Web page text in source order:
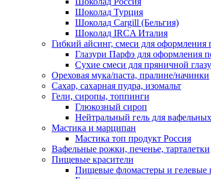
Шоколад Турция
Шоколад Cargill (Бельгия)
Шоколад IRCA Италия
Гибкий айсинг, смеси для оформления
Глазури Парфэ для оформления
Сухие смеси для пряничной
Ореховая мука/паста, пралине/начинки
Сахар, сахарная пудра, изомальт
Гели, сиропы, топпинги
Глюкозный сироп
Нейтральный гель для
Мастика и марципан
Мастика топ продукт Россия
Вафельные рожки, печенье, тарталетки
Пищевые красители
Пищевые фломастеры и гелевые